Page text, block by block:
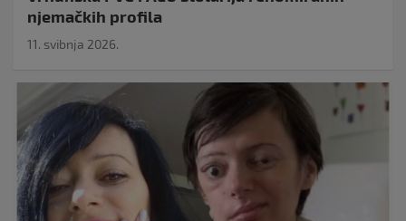
njemačkih profila
11. svibnja 2026.